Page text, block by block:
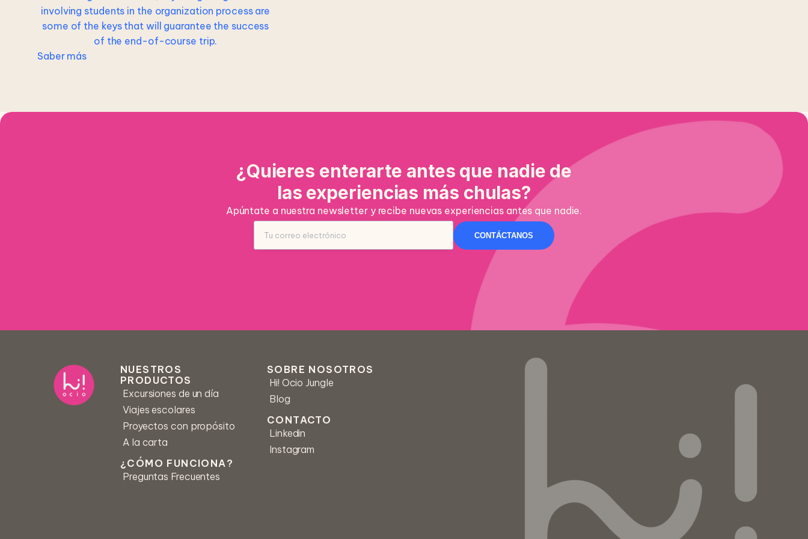
involving students in the organization process are
some of the keys that will guarantee the success
of the end-of-course trip.
Saber más
¿Quieres enterarte antes que nadie de
las experiencias más chulas?
Apúntate a nuestra newsletter y recibe nuevas experiencias antes que nadie.
CONTÁCTANOS
Centro educativo *
Correo *
NUESTROS
PRODUCTOS
Excursiones de un día
Viajes escolares
Proyectos con propósito
A la carta
¿CÓMO FUNCIONA?
Preguntas Frecuentes
SOBRE NOSOTROS
Hi! Ocio Jungle
Blog
CONTACTO
Linkedin
Instagram